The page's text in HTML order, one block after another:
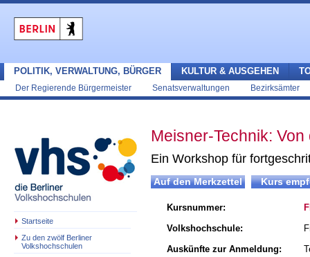
POLITIK, VERWALTUNG, BÜRGER
Der Regierende Bürgermeister Senatsverwaltungen Bezirksämter
KULTUR & AUSGEHEN
Startseite
Zu den zwölf Berliner
Volkshochschulen
Meisner-Technik:
Ein Workshop für
Kursnummer:
Volkshochschule:
Auskünfte zur Anmeldung: